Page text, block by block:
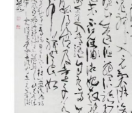
学
术